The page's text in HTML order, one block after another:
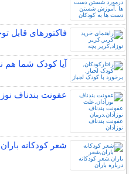
فاکتورهای قابل
آیا کودک شما هم
عفونت بندناف
شعر کودکانه